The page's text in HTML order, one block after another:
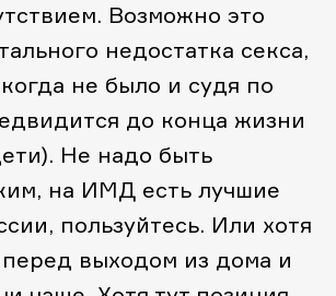
Возможно это
недостатка секса,
не было и судя по
до конца жизни
Не надо быть
на ИМД есть лучшие
пользуйтесь. Или хотя
выходом из дома и